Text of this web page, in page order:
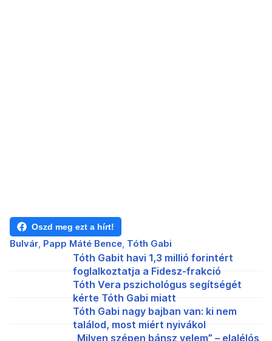
Oszd meg ezt a hírt!
Bulvár Papp Máté Bence Tóth Gabi
Tóth Gabit havi 1,3 millió forintért
foglalkoztatja a Fidesz-frakció
Tóth Vera pszichológus segítségét
kérte Tóth Gabi miatt
Tóth Gabi nagy bajban van: ki nem
találod, most miért nyivákol
„Milyen szépen bánsz velem” – elalélós